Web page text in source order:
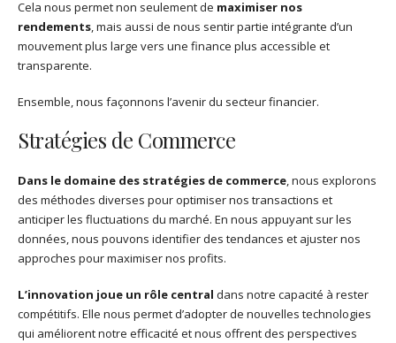
Cela nous permet non seulement de maximiser nos
rendements, mais aussi de nous sentir partie intégrante d’un
mouvement plus large vers une finance plus accessible et
transparente.
Ensemble, nous façonnons l’avenir du secteur financier.
Stratégies de Commerce
Dans le domaine des stratégies de commerce, nous explorons
des méthodes diverses pour optimiser nos transactions et
anticiper les fluctuations du marché. En nous appuyant sur les
données, nous pouvons identifier des tendances et ajuster nos
approches pour maximiser nos profits.
L’innovation joue un rôle central dans notre capacité à rester
compétitifs. Elle nous permet d’adopter de nouvelles technologies
qui améliorent notre efficacité et nous offrent des perspectives